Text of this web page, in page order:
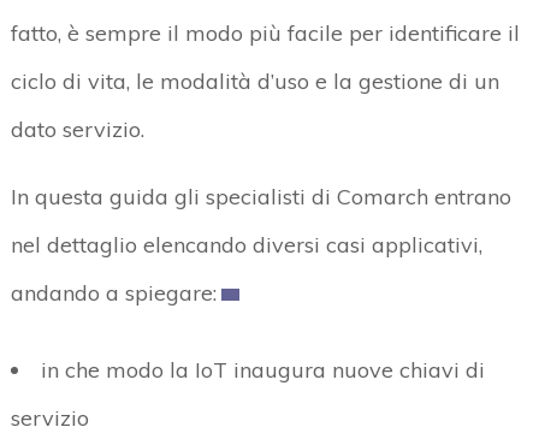
fatto, è sempre il modo più facile per identificare il
ciclo di vita, le modalità d’uso e la gestione di un
dato servizio.
In questa guida gli specialisti di Comarch entrano
nel dettaglio elencando diversi casi applicativi,
andando a spiegare:
in che modo la IoT inaugura nuove chiavi di
servizio